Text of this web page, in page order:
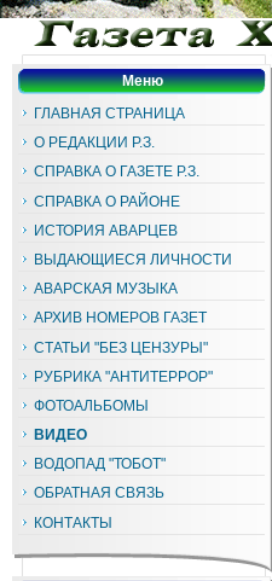
Меню
ГЛАВНАЯ СТРАНИЦА
О РЕДАКЦИИ Р.З.
СПРАВКА О ГАЗЕТЕ Р.З.
СПРАВКА О РАЙОНЕ
ИСТОРИЯ АВАРЦЕВ
ВЫДАЮЩИЕСЯ ЛИЧНОСТИ
АВАРСКАЯ МУЗЫКА
АРХИВ НОМЕРОВ ГАЗЕТ
СТАТЬИ "БЕЗ ЦЕНЗУРЫ"
РУБРИКА "АНТИТЕРРОР"
ФОТОАЛЬБОМЫ
ВИДЕО
ВОДОПАД "ТОБОТ"
ОБРАТНАЯ СВЯЗЬ
КОНТАКТЫ